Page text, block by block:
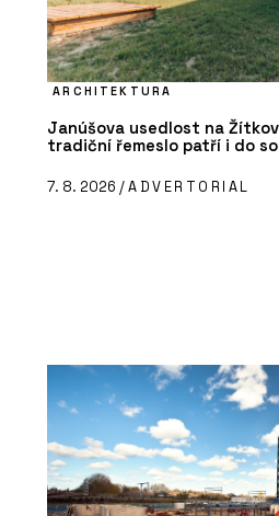
ARCHITEKTURA
Janúšova usedlost na
tradiční řemeslo patří i do
7. 8. 2026 /ADVERTORIAL